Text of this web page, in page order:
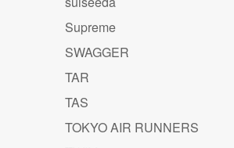
Supreme
SWAGGER
TAR
TAS
TOKYO AIR RUNNERS